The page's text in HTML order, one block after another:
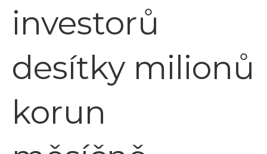
investorů
desítky milionů
korun